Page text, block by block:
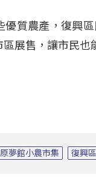
優質農產，復興
展售，讓市民也
夢館小農市集 復興